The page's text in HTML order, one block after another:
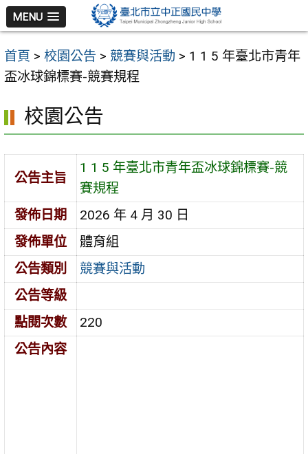
跳
至
主
要
容
區
MENU
首頁 > 校園公告 > 競賽與活動 > 1 1 5 年臺北市青年
盃冰球錦標賽-競賽規程
校園公告
公告主旨
1 1 5 年臺北市青年盃冰球錦標賽-競
賽規程
發佈日期
2026 年 4 月 30 日
發佈單位
體育組
公告類別
競賽與活動
公告等級
點閱次數
220
公告內容